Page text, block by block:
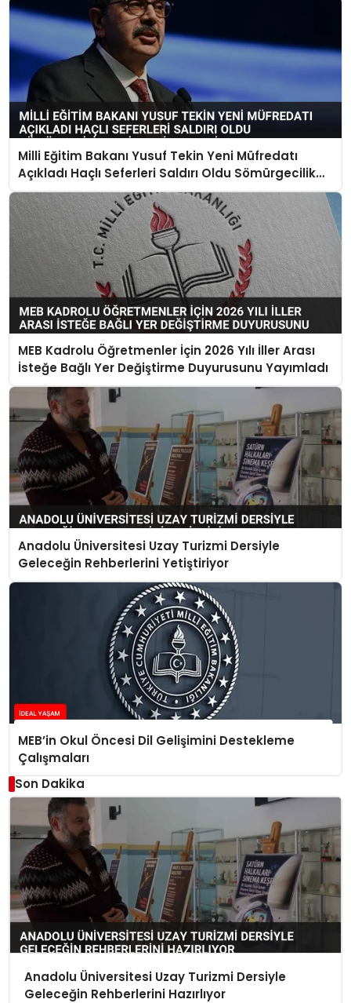
Milli Eğitim Bakanı Yusuf Tekin Yeni Müfredatı
Açıkladı Haçlı Seferleri Saldırı Oldu Sömürgecilik
Keşif Yerine Geçti
MEB Kadrolu Öğretmenler İçin 2026 Yılı İller Arası
İsteğe Bağlı Yer Değiştirme Duyurusunu Yayımladı
Anadolu Üniversitesi Uzay Turizmi Dersiyle
Geleceğin Rehberlerini Yetiştiriyor
MEB’in Okul Öncesi Dil Gelişimini Destekleme
Çalışmaları
Son Dakika
Anadolu Üniversitesi Uzay Turizmi Dersiyle
Geleceğin Rehberlerini Hazırlıyor